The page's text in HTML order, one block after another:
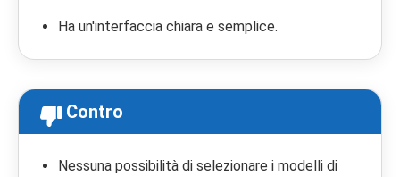
Ha un'interfaccia chiara e semplice.
Contro
Nessuna possibilità di selezionare i modelli di